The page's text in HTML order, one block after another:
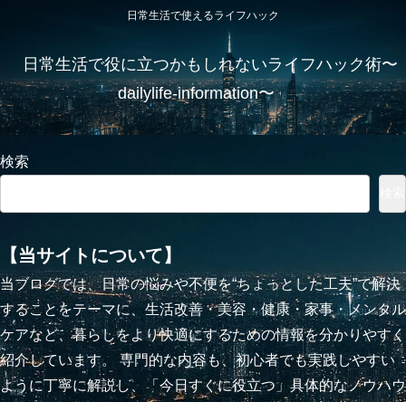
日常生活で使えるライフハック
日常生活で役に立つかもしれないライフハック術〜
dailylife-information〜
検索
【当サイトについて】
当ブログでは、日常の悩みや不便を“ちょっとした工夫”で解決
することをテーマに、生活改善・美容・健康・家事・メンタル
ケアなど、暮らしをより快適にするための情報を分かりやすく
紹介しています。 専門的な内容も、初心者でも実践しやすい
ように丁寧に解説し、「今日すぐに役立つ」具体的なノウハウ